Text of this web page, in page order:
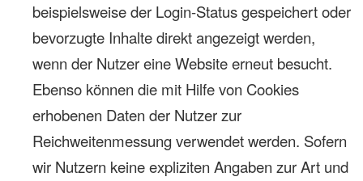
beispielsweise der Login-Status gespeichert oder
bevorzugte Inhalte direkt angezeigt werden,
wenn der Nutzer eine Website erneut besucht.
Ebenso können die mit Hilfe von Cookies
erhobenen Daten der Nutzer zur
Reichweitenmessung verwendet werden. Sofern
wir Nutzern keine expliziten Angaben zur Art und